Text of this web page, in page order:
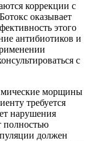
коррекции с
оказывает
этого
антибиотиков и
с
морщины
требуется
нарушения
полностью
должен